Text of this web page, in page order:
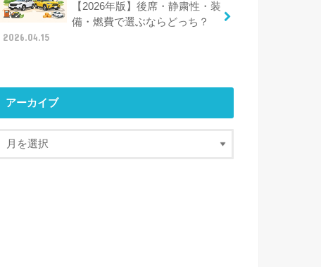
【2026年版】後席・静粛性・装
備・燃費で選ぶならどっち？
2026.04.15
アーカイブ